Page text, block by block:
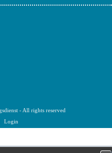
- All rights reserved
Login